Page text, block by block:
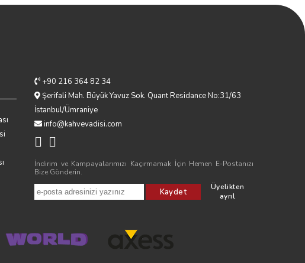
+90 216 364 82 34
Şerifali Mah. Büyük Yavuz Sok. Quant Residance No:31/63
İstanbul/Ümraniye
info@kahvevadisi.com
İndirim ve Kampayalarımızı Kaçırmamak İçin Hemen E-Postanızı
Bize Gönderin.
Kaydet
Üyelikten
ayrıl